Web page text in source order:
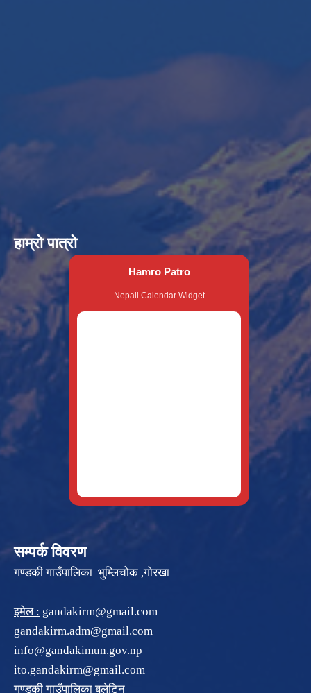
हाम्रो पात्रो
Hamro Patro
Nepali Calendar Widget
सम्पर्क विवरण
गण्डकी गाउँपालिका भुम्लिचोक ,गोरखा
इमेल : gandakirm@gmail.com
gandakirm.adm@gmail.com
info@gandakimun.gov.np
ito.gandakirm@gmail.com
गण्डकी गाउँपालिका बुलेटिन